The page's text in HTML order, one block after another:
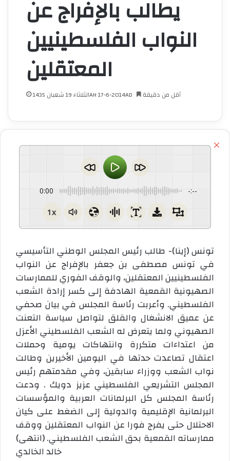
يطالب بالإفراج عن
النواب الفلسطينيين
المعتقلين
الثلاثاء 19 شعبان 1435AH 17-6-2014AD أقل من دقيقة
0:00 -:--
1x
تونس (إينا)- طالب رئيس المجلس الوطني التأسيسي
في تونس مصطفى بن جعفر بالإفراج عن النواب
الفلسطينيين المعتقلين، والوقف الفوري للممارسات
الصهيونية القمعية الهادفة إلى كسر إرادة الشعب
الفلسطيني. وأعربت رئاسة المجلس في بيان صحفي
عن عميق الانشغال والقلق لتواصل سياسة التعنت
الصهيوني ولما يتعرض له الشعب الفلسطيني الأعزل
من اعتداءات متكررة وانتهاكات يومية وحملات
اعتقال تصاعدت حدتها في اليومين الأخيرين وطالت
نواب الشعب ووزراء سابقين، وفي مقدمتهم رئيس
المجلس التشريعي الفلسطيني عزيز دويك . ودعت
رئاسة المجلس كل البرلمانات العربية والمؤسسات
البرلمانية الإقليمية والدولية إلى الضغط على كيان
الاحتلال حتى يفرج فورا عن النواب المعتقلين ووقف
ممارساته القمعية بحق الشعب الفلسطيني. (انتهى)
خالد الخالدي